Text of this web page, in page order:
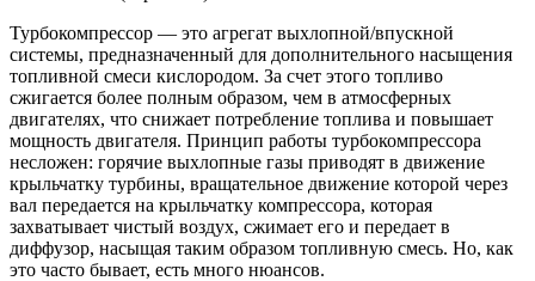
Турбокомпрессор — это агрегат выхлопной/впускной
системы, предназначенный для дополнительного насыщения
топливной смеси кислородом. За счет этого топливо
сжигается более полным образом, чем в атмосферных
двигателях, что снижает потребление топлива и повышает
мощность двигателя. Принцип работы турбокомпрессора
несложен: горячие выхлопные газы приводят в движение
крыльчатку турбины, вращательное движение которой через
вал передается на крыльчатку компрессора, которая
захватывает чистый воздух, сжимает его и передает в
диффузор, насыщая таким образом топливную смесь. Но, как
это часто бывает, есть много нюансов.